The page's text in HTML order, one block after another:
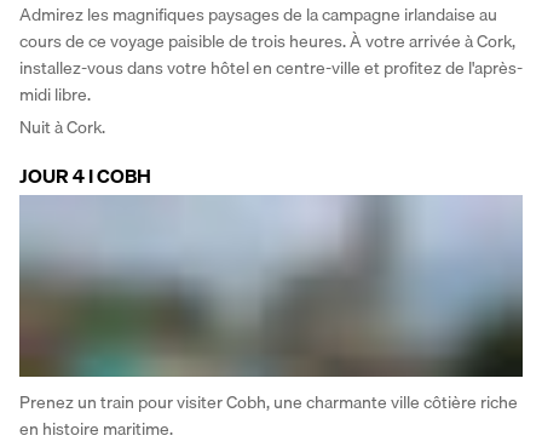
Admirez les magnifiques paysages de la campagne irlandaise au
cours de ce voyage paisible de trois heures. À votre arrivée à Cork,
installez-vous dans votre hôtel en centre-ville et profitez de l'après-
midi libre.
Nuit à Cork.
JOUR 4 I COBH
Prenez un train pour visiter Cobh, une charmante ville côtière riche
en histoire maritime.